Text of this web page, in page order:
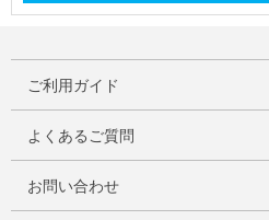
ご利用ガイド
よくあるご質問
お問い合わせ